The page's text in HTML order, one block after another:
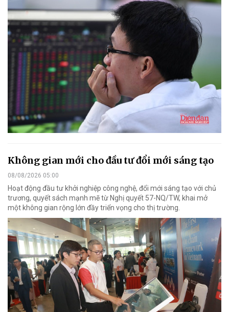
Không gian mới cho đầu tư đổi mới sáng tạo
08/08/2026 05:00
Hoạt động đầu tư khởi nghiệp công nghệ, đổi mới sáng tạo với chủ
trương, quyết sách mạnh mẽ từ Nghị quyết 57-NQ/TW, khai mở
một không gian rộng lớn đầy triển vọng cho thị trường.